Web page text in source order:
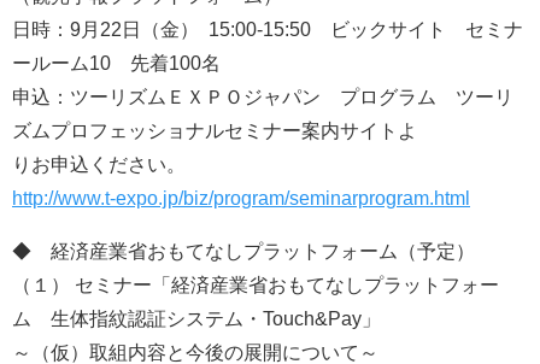
日時：9月22日（金） 15:00-15:50 ビックサイト セミナ
ールーム10 先着100名
申込：ツーリズムＥＸＰＯジャパン プログラム ツーリ
ズムプロフェッショナルセミナー案内サイトよ
りお申込ください。
http://www.t-expo.jp/biz/program/seminarprogram.html
◆ 経済産業省おもてなしプラットフォーム（予定）
（１） セミナー「経済産業省おもてなしプラットフォー
ム 生体指紋認証システム・Touch&Pay」
～（仮）取組内容と今後の展開について～